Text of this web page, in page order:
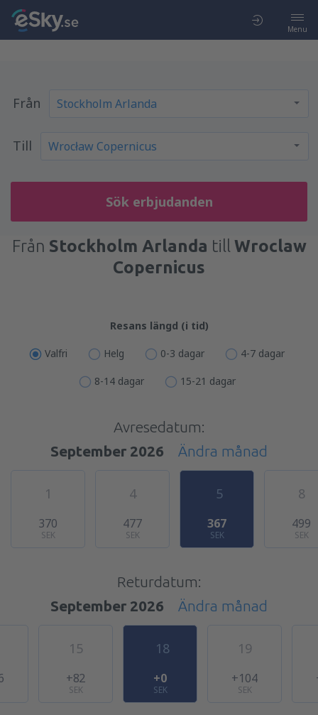
Menu
Från
Till
Sök erbjudanden
Från Stockholm Arlanda till Wroclaw
Copernicus
Resans längd (i tid)
Valfri Helg 0-3 dagar 4-7 dagar
8-14 dagar 15-21 dagar
Avresedatum:
September 2026
Ändra månad
1
370
SEK
4
477
SEK
5
367
SEK
8
499
SEK
Returdatum:
September 2026
Ändra månad
15
+82
SEK
18
+0
SEK
19
+104
SEK